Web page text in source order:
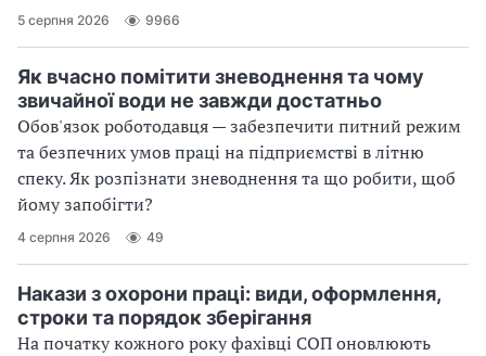
5 серпня 2026 9966
Як вчасно помітити зневоднення та чому
звичайної води не завжди достатньо
Обов'язок роботодавця — забезпечити питний режим
та безпечних умов праці на підприємстві в літню
спеку. Як розпізнати зневоднення та що робити, щоб
йому запобігти?
4 серпня 2026 49
Накази з охорони праці: види, оформлення,
строки та порядок зберігання
На початку кожного року фахівці СОП оновлюють